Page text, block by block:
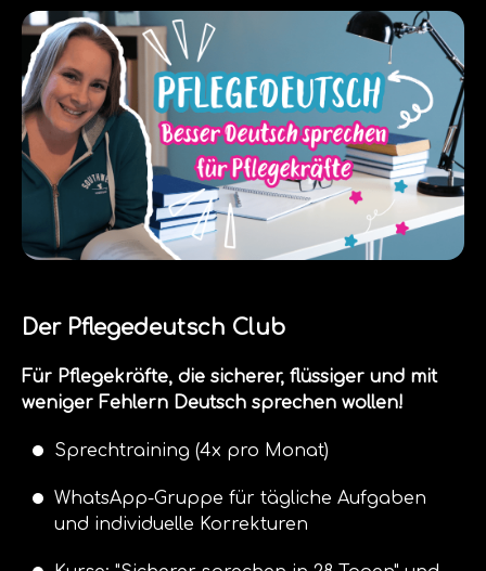
Der Pflegedeutsch Club
Für Pflegekräfte, die sicherer, flüssiger und mit
weniger Fehlern Deutsch sprechen wollen!
Sprechtraining (4x pro Monat)
WhatsApp-Gruppe für tägliche Aufgaben
und individuelle Korrekturen